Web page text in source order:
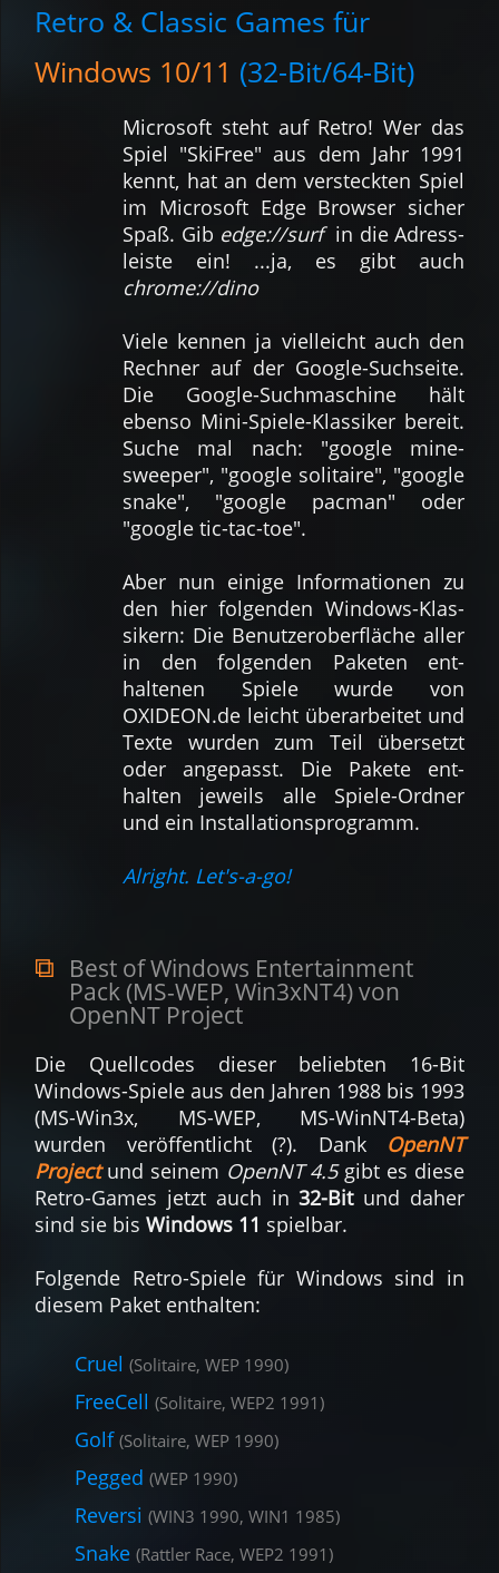
Retro & Classic Games für
Windows 10/11 (32-Bit/64-Bit)
Micro­soft steht auf Retro! Wer das
Spiel "SkiFree" aus dem Jahr 1991
kennt, hat an dem ver­steckten Spiel
im Micro­soft Edge Browser sicher
Spaß. Gib edge://surfin die Adress­
leiste ein! ...ja, es gibt auch
chrome://dino
Viele kennen ja viel­leicht auch den
Rech­ner auf der Google-Such­seite.
Die Google-Such­maschine hält
eben­so Mini-Spiele-Klas­siker bereit.
Suche mal nach: "google mine­
sweeper", "google soli­taire", "google
snake", "google pacman" oder
"google tic-tac-toe".
Aber nun einige Infor­matio­nen zu
den hier fol­genden Windows-Klas­
sikern: Die Be­nutzer­ober­fläche aller
in den fol­genden Pa­keten ent­
haltenen Spiele wurde von
OXIDEON.de leicht über­arbei­tet und
Texte wur­den zum Teil über­setzt
oder ange­passt. Die Pa­kete ent­
halten je­weils alle Spiele-Ordner
und ein Ins­talla­tions­programm.
Alright. Let's-a-go!
Best of Windows Enter­tain­ment
Pack (MS-WEP, Win3xNT4) von
OpenNT Project
Die Quell­codes dieser be­liebten 16-Bit
Windows-Spiele aus den Jahren 1988 bis 1993
(MS-Win3x, MS-WEP, MS-WinNT4-Beta)
wurden ver­öffent­licht (?). Dank OpenNT
Projectund seinem OpenNT 4.5gibt es diese
Retro-Games jetzt auch in32-Bitund daher
sind sie bis Windows 11 spielbar.
Fol­gende Retro-Spiele für Windows sind in
diesem Paket ent­halten:
Cruel (Solitaire, WEP 1990)
FreeCell (Solitaire, WEP2 1991)
Golf (Solitaire, WEP 1990)
Pegged (WEP 1990)
Reversi (WIN3 1990, WIN1 1985)
Snake (Rattler Race, WEP2 1991)